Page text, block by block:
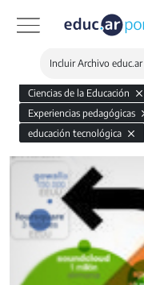
Incluir Archivo educ.ar
Ciencias de la Educación
Experiencias pedagógicas
educación tecnológica